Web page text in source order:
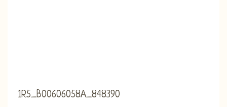
1R5_B00606058A_848390